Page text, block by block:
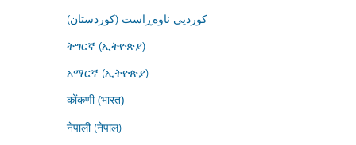
کوردیی ناوەڕاست (کوردستان)
ትግርኛ (ኢትዮጵያ)
አማርኛ (ኢትዮጵያ)
कोंकणी (भारत)
नेपाली (नेपाल)